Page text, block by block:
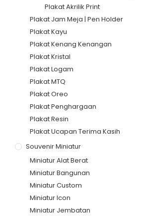
Plakat Akrilik Print
Plakat Jam Meja | Pen Holder
Plakat Kayu
Plakat Kenang Kenangan
Plakat Kristal
Plakat Logam
Plakat MTQ
Plakat Oreo
Plakat Penghargaan
Plakat Resin
Plakat Ucapan Terima Kasih
Souvenir Miniatur
Miniatur Alat Berat
Miniatur Bangunan
Miniatur Custom
Miniatur Icon
Miniatur Jembatan